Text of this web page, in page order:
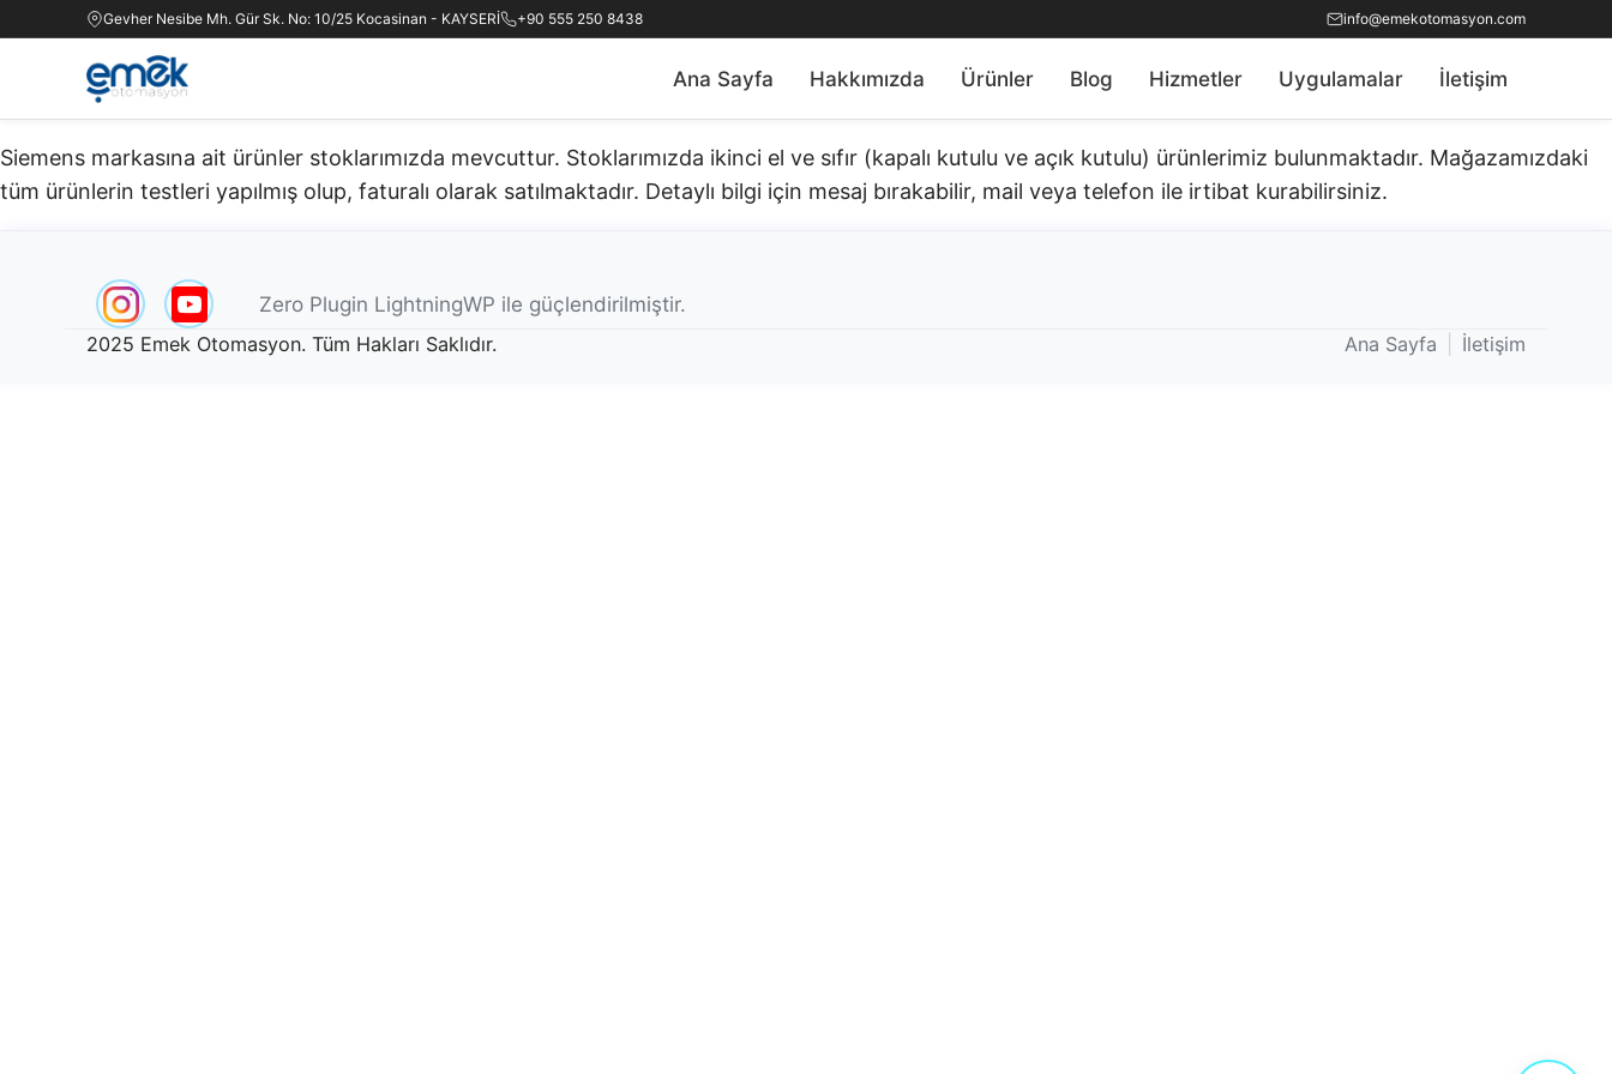
Gevher Nesibe Mh. Gür Sk. No: 10/25 Kocasinan - KAYSERİ +90 555 250 8438 info@emekotomasyon.com
Ana Sayfa Hakkımızda Ürünler Blog Hizmetler Uygulamalar İletişim
Siemens markasına ait ürünler stoklarımızda mevcuttur. Stoklarımızda ikinci el ve sıfır (kapalı kutulu ve açık kutulu) ürünlerimiz bulunmaktadır.​ Mağazamızdaki
tüm ürünlerin testleri yapılmış olup, faturalı olarak satılmaktadır. Detaylı bilgi için mesaj bırakabilir, mail veya telefon ile irtibat kurabilirsiniz.
Zero Plugin LightningWP ile güçlendirilmiştir.
2025 Emek Otomasyon. Tüm Hakları Saklıdır. Ana Sayfa İletişim